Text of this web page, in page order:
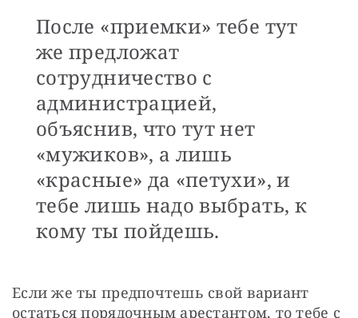
После «приемки» тебе тут
же предложат
сотрудничество с
администрацией,
объяснив, что тут нет
«мужиков», а лишь
«красные» да «петухи», и
тебе лишь надо выбрать, к
кому ты пойдешь.
Если же ты предпочтешь свой вариант
остаться порядочным арестантом, то тебе с